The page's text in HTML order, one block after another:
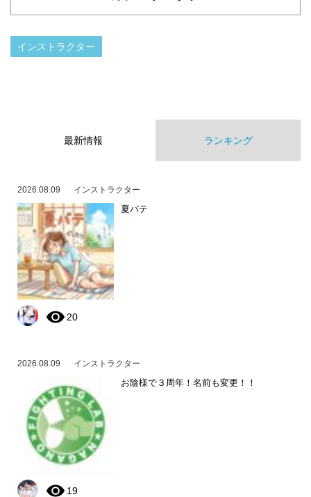
インストラクター
最新情報 ランキング
2026.08.09 インストラクター
夏バテ
20
2026.08.09 インストラクター
お陰様で３周年！名前も変更！！
19